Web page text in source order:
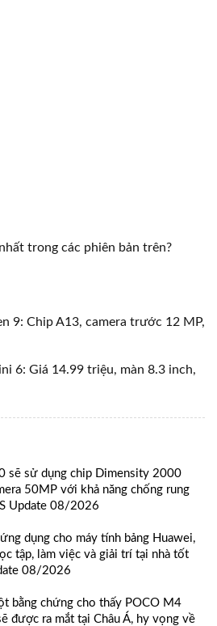
trong các phiên bản trên?
9: Chip A13, camera trước 12 MP,
6: Giá 14.99 triệu, màn 8.3 inch,
sẽ sử dụng chip Dimensity 2000
50MP với khả năng chống rung
Update 08/2026
dụng cho máy tính bảng Huawei,
tập, làm việc và giải trí tại nhà tốt
08/2026
bằng chứng cho thấy POCO M4
được ra mắt tại Châu Á, hy vọng về